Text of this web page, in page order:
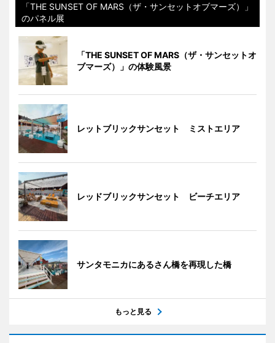
「THE SUNSET OF MARS（ザ・サンセットオブマーズ）」
のパネル展
「THE SUNSET OF MARS（ザ・サンセットオ
ブマーズ）」の体験風景
レットブリックサンセット ミストエリア
レッドブリックサンセット ビーチエリア
サンタモニカにあるさん橋を再現した橋
もっと見る